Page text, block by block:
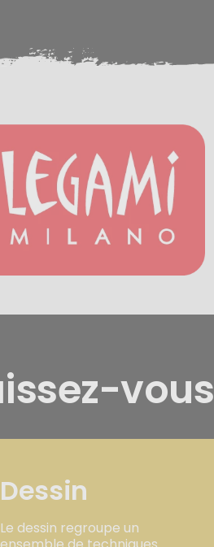
vous
Dessin
Le dessin regroupe un